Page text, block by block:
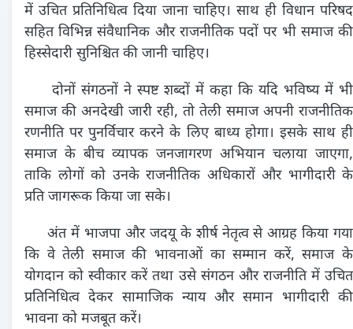
में उचित प्रतिनिधित्व दिया जाना चाहिए। साथ ही विधान परिषद
सहित विभिन्न संवैधानिक और राजनीतिक पदों पर भी समाज की
हिस्सेदारी सुनिश्चित की जानी चाहिए।
दोनों संगठनों ने स्पष्ट शब्दों में कहा कि यदि भविष्य में भी
समाज की अनदेखी जारी रही, तो तेली समाज अपनी राजनीतिक
रणनीति पर पुनर्विचार करने के लिए बाध्य होगा। इसके साथ ही
समाज के बीच व्यापक जनजागरण अभियान चलाया जाएगा,
ताकि लोगों को उनके राजनीतिक अधिकारों और भागीदारी के
प्रति जागरूक किया जा सके।
अंत में भाजपा और जदयू के शीर्ष नेतृत्व से आग्रह किया गया
कि वे तेली समाज की भावनाओं का सम्मान करें, समाज के
योगदान को स्वीकार करें तथा उसे संगठन और राजनीति में उचित
प्रतिनिधित्व देकर सामाजिक न्याय और समान भागीदारी की
भावना को मजबूत करें।